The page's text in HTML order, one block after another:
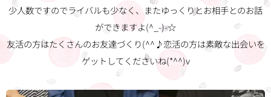
少人数ですのでライバルも少なく、またゆっくりとお相手とのお話
ができますよ(^_-)-☆
友活の方はたくさんのお友達づくり(^^♪恋活の方は素敵な出会いを
ゲットしてくださいね(*^^)v